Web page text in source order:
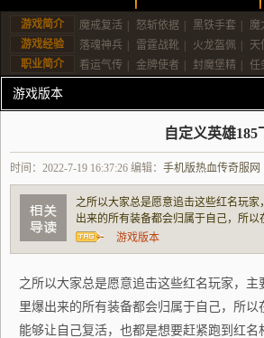
游戏简介 魔戒复活 怒斩依据 黑铁手套 魔
游戏经验
落魂神兵 雷霆战靴 火龙盔佩 天
职业简介
看运气传 金牌使者 封魔堡精 任
游戏版本
自定义英雄
时间：2022-7-19 16:37:26 编辑： 手机版热血传奇服网
之所以大家总是愿意追击这些红名玩
出来的所有装备都会归属于自己，所
己复活，也都是想要赶紧跑到红名村
游戏版本
之所以大家总是愿意追击这些红名玩家，
里爆出来的所有装备都会归属于自己，所
能够让自己复活，也都是想要赶紧跑到红